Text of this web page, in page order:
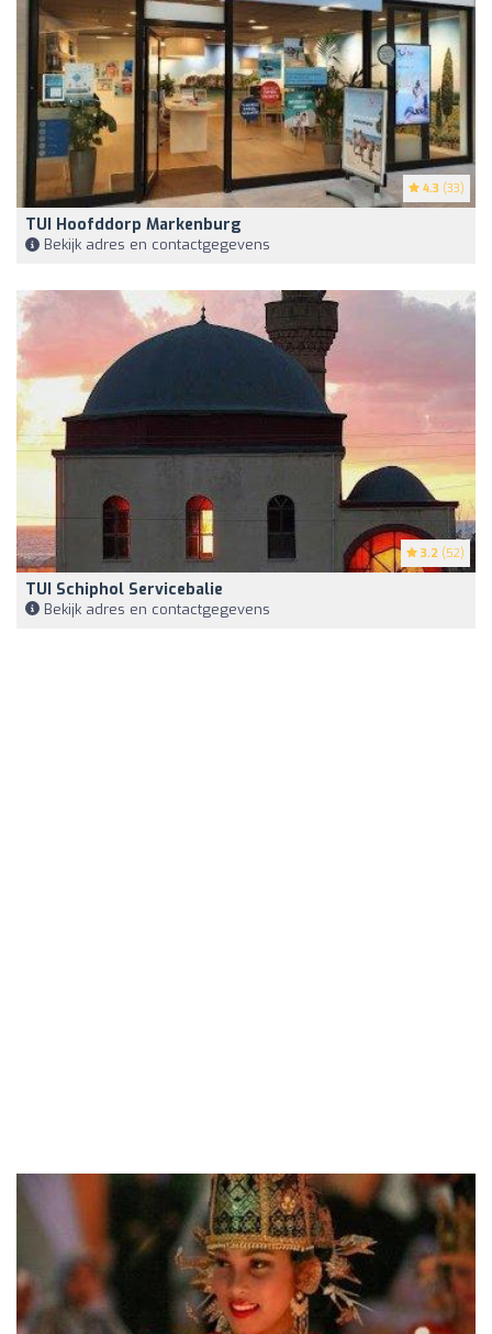
4.3 (33)
TUI Hoofddorp Markenburg
Bekijk adres en contactgegevens
3.2 (52)
TUI Schiphol Servicebalie
Bekijk adres en contactgegevens